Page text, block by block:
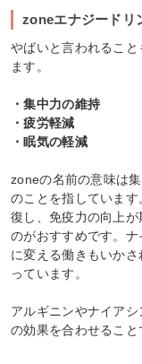
zoneエナジードリ
やばいと言われるこ
ます。
・集中力の維持
・疲労軽減
・眠気の軽減
zoneの名前の意味は
のことを指していま
復し、免疫力の向上
のがおすすめです。
に変える働きもいか
っています。
アルギニンやナイア
の効果を合わせること